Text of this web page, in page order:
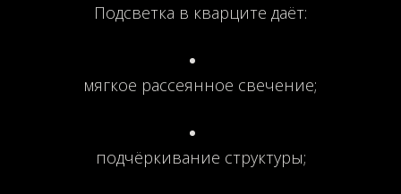
Подсветка в кварците даёт:
мягкое рассеянное свечение;
подчёркивание структуры;